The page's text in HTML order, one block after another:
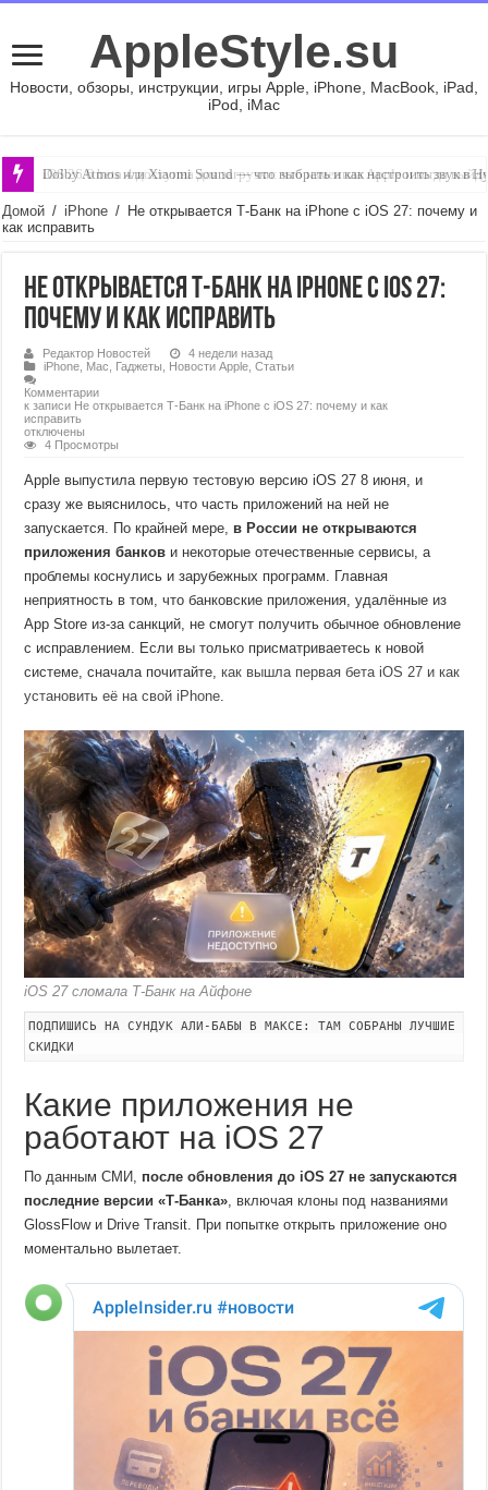
AppleStyle.su
Новости, обзоры, инструкции, игры Apple, iPhone, MacBook, iPad,
iPod, iMac
Dolby Atmos или Xiaomi Sound — что выбрать и как настроить звук в
Домой / iPhone / Не открывается Т-Банк на iPhone с iOS 27: почему и
как исправить
Не открывается Т-Банк на iPhone с iOS 27:
почему и как исправить
Редактор Новостей
4 недели назад
iPhone Mac Гаджеты Новости Apple ,Статьи
Комментарии
к записи Не открывается Т-Банк на iPhone с iOS 27: почему и как
исправить
отключены
4 Просмотры
Apple выпустила первую тестовую версию iOS 27 8 июня, и
сразу же выяснилось, что часть приложений на ней не
запускается. По крайней мере, в России не открываются
приложения банков и некоторые отечественные сервисы, а
проблемы коснулись и зарубежных программ. Главная
неприятность в том, что банковские приложения, удалённые из
App Store из-за санкций, не смогут получить обычное обновление
с исправлением. Если вы только присматриваетесь к новой
системе, сначала почитайте,как вышла первая бета iOS 27 и как
установить её на свой iPhone.
iOS 27 сломала Т-Банк на Айфоне
ПОДПИШИСЬ НА СУНДУК АЛИ-БАБЫ В МАКСЕ: ТАМ СОБРАНЫ ЛУЧШИЕ
СКИДКИ
Какие приложения не
работают на iOS 27
По данным СМИ, после обновления до iOS 27 не запускаются
последние версии «Т-Банка» , включая клоны под названиями
GlossFlow и Drive Transit. При попытке открыть приложение оно
моментально вылетает.